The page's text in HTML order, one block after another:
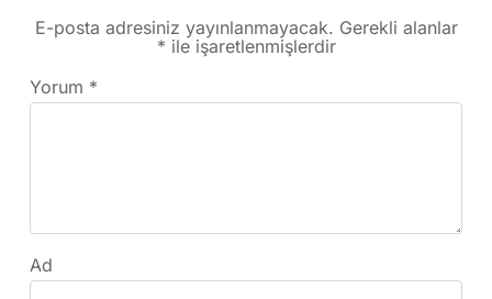
E-posta adresiniz yayınlanmayacak. Gerekli alanlar
* ile işaretlenmişlerdir
Yorum *
Ad